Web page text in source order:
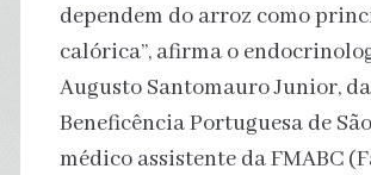
dependem do arroz como
calórica”, afirma o
Augusto Santomauro Junior, da
Beneficência Portuguesa de
médico assistente da FMABC